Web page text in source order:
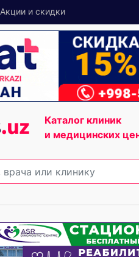
Акции и скидки
Каталог клиник
и медицинских